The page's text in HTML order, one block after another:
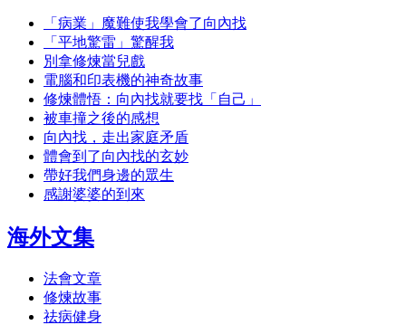
「病業」魔難使我學會了向內找
「平地驚雷」驚醒我
別拿修煉當兒戲
電腦和印表機的神奇故事
修煉體悟：向內找就要找「自己」
被車撞之後的感想
向內找，走出家庭矛盾
體會到了向內找的玄妙
帶好我們身邊的眾生
感謝婆婆的到來
海外文集
法會文章
修煉故事
祛病健身